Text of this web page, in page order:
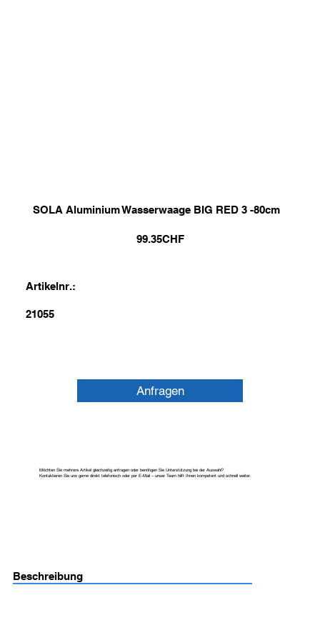
SOLA Aluminium Wasserwaage BIG RED 3 -80cm
99.35CHF
Artikelnr.:
21055
Anfragen
Möchten Sie mehrere Artikel gleichzeitig anfragen oder benötigen Sie Unterstützung bei der Auswahl?
Kontaktieren Sie uns gerne direkt telefonisch oder per E-Mail – unser Team hilft Ihnen kompetent und schnell weiter.
Beschreibung